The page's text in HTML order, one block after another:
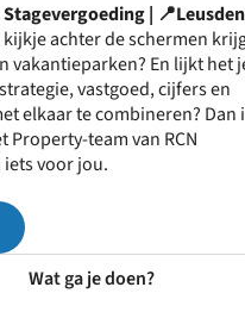
naar gedreven en
teams te versterken!
| 📍Leusden
achter de schermen
vakantieparken? En lijkt het
vastgoed, cijfers en
elkaar te combineren? Dan
Property-team van RCN
voor jou.
Wat ga je doen?